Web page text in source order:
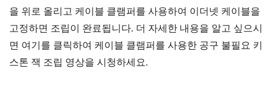
을 위로 올리고 케이블 클램퍼를 사용하여 이더넷 케이블을
고정하면 조립이 완료됩니다. 더 자세한 내용을 알고 싶으시
면 여기를 클릭하여 케이블 클램퍼를 사용한 공구 불필요 키
스톤 잭 조립 영상을 시청하세요.